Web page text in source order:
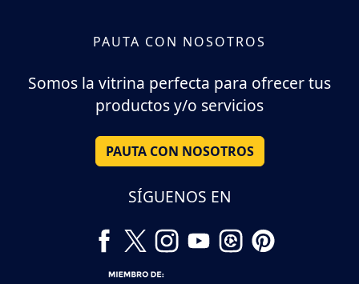
PAUTA CON NOSOTROS
Somos la vitrina perfecta para ofrecer tus
productos y/o servicios
PAUTA CON NOSOTROS
SÍGUENOS EN